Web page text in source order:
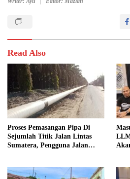
Read Also
Proses Pemasangan Pipa Di
Sejumlah Titik Jalan Lintas
Sumatera, Pengguna Jalan